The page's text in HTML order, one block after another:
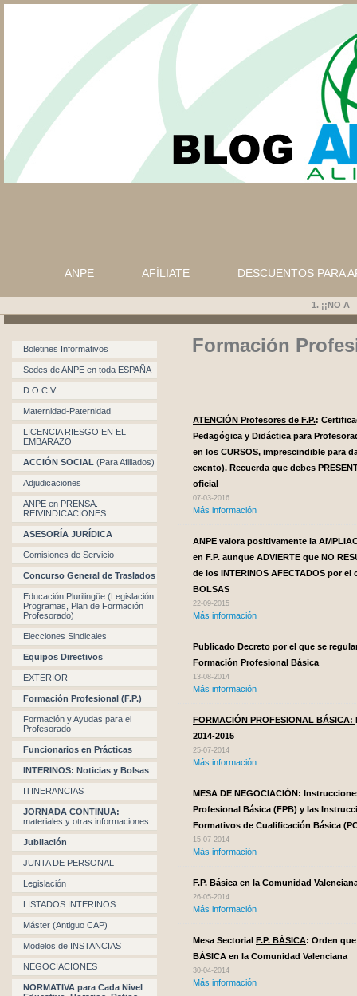
ANPE AFÍLIATE DESCUENTOS PARA
¡¡NO A
Boletines Informativos
Sedes de ANPE en toda ESPAÑA
D.O.C.V.
Maternidad-Paternidad
LICENCIA RIESGO EN EL
EMBARAZO
ACCIÓN SOCIAL (Para Afiliados)
Adjudicaciones
ANPE en PRENSA.
REIVINDICACIONES
ASESORÍA JURÍDICA
Comisiones de Servicio
Concurso General de Traslados
Educación Plurilingüe (Legislación,
Programas, Plan de Formación
Profesorado)
Elecciones Sindicales
Equipos Directivos
EXTERIOR
Formación Profesional (F.P.)
Formación y Ayudas para el
Profesorado
Funcionarios en Prácticas
INTERINOS: Noticias y Bolsas
ITINERANCIAS
JORNADA CONTINUA:
materiales y otras informaciones
Jubilación
JUNTA DE PERSONAL
Legislación
LISTADOS INTERINOS
Máster (Antiguo CAP)
Modelos de INSTANCIAS
NEGOCIACIONES
NORMATIVA para Cada Nivel
Formación
ATENCIÓN Profesores de F.P.:
Pedagógica y Didáctica para
en los CURSOS, imprescindible para
exento). Recuerda que debes
oficial
07-03-2016
Más información
ANPE valora positivamente la
en F.P. aunque ADVIERTE que NO
de los INTERINOS AFECTADOS por
BOLSAS
22-09-2015
Más información
Publicado Decreto por el que se
Formación Profesional Básica
13-08-2014
Más información
FORMACIÓN PROFESIONAL BÁSICA:
2014-2015
25-07-2014
Más información
MESA DE NEGOCIACIÓN:
Profesional Básica (FPB) y las
Formativos de Cualificación Básica
15-07-2014
Más información
F.P. Básica en la Comunidad
26-05-2014
Más información
Mesa Sectorial F.P. BÁSICA: Orden
BÁSICA en la Comunidad Valenciana
30-04-2014
Más información